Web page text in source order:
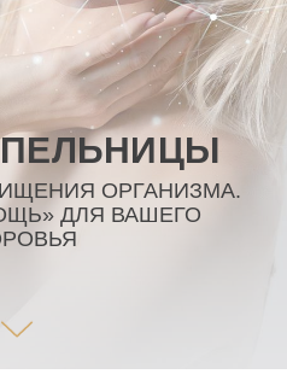
ОРГАНИЗМА.
ДЛЯ ВАШЕГО